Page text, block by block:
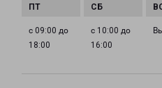
с 09:00 до
18:00
с 10:00 до
16:00